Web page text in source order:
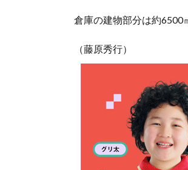
倉庫の建物部分は約6500
（藤原秀行）